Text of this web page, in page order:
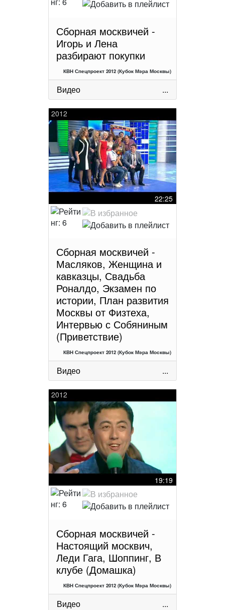
Сборная москвичей -
Игорь и Лена
разбирают покупки
КВН Спецпроект 2012 (Кубок Мэра Москвы)
Видео ...
2012
22:25
Сборная москвичей -
Масляков, Женщина и
кавказцы, Свадьба
Роналдо, Экзамен по
истории, План развития
Москвы от Физтеха,
Интервью с Собяниным
(Приветствие)
КВН Спецпроект 2012 (Кубок Мэра Москвы)
Видео ...
2012
19:19
Сборная москвичей -
Настоящий москвич,
Леди Гага, Шоппинг, В
клубе (Домашка)
КВН Спецпроект 2012 (Кубок Мэра Москвы)
Видео ...